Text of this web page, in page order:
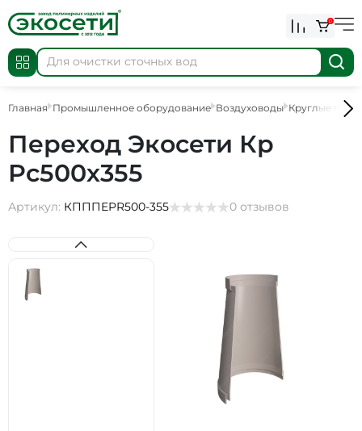
0
Главная Промышленное оборудование Воздуховоды Круглые
Переход Экосети Кр
Рс500х355
Артикул: КПППEPR500-355 0 отзывов